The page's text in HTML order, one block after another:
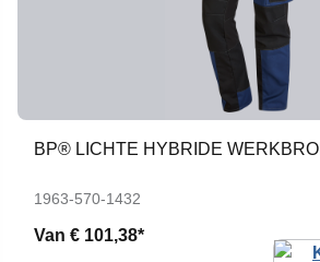
BP® LICHTE HYBRIDE
1963-570-1432
Van € 101,38*